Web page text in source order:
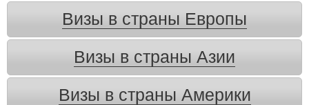
Визы в страны Европы
Визы в страны Азии
Визы в страны Америки